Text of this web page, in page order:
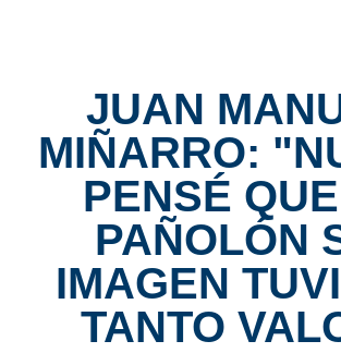
JUAN
MIÑARRO:
PENSÉ
PAÑOLÓN
IMAGEN
TANTO